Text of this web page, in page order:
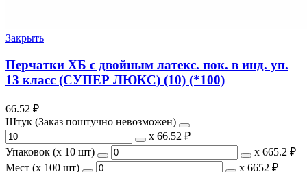
Закрыть
Перчатки ХБ с двойным латекс. пок. в инд. уп.
13 класс (СУПЕР ЛЮКС) (10) (*100)
66.52 ₽
Штук (Заказ поштучно невозможен)
х 66.52 ₽
Упаковок (x 10 шт)
х 665.2 ₽
Мест (x 100 шт)
х 6652 ₽